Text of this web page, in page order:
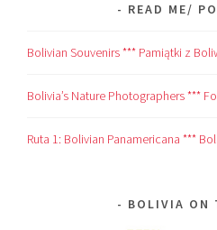
READ ME/
Bolivian Souvenirs *** Pamiątki z
Bolivia’s Nature Photographers ***
Ruta 1: Bolivian Panamericana ***
BOLIVIA ON